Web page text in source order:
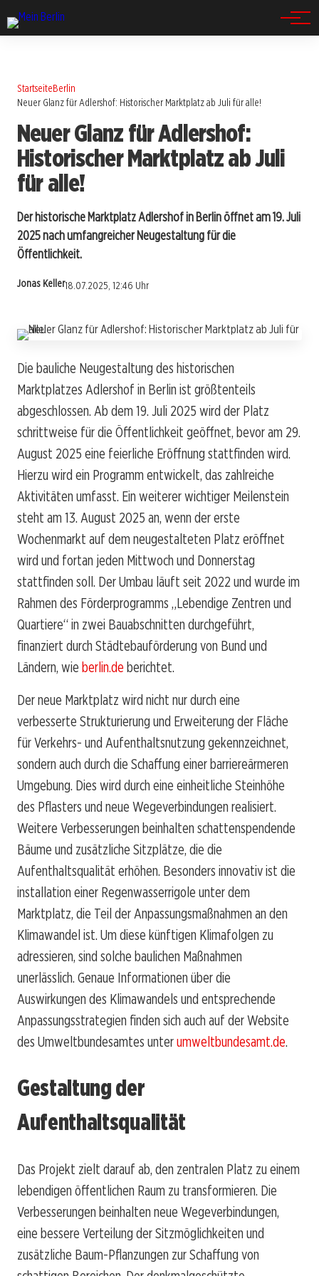
StartseiteBerlin
Neuer Glanz für Adlershof: Historischer Marktplatz ab Juli für alle!
Neuer Glanz für Adlershof:
Historischer Marktplatz ab Juli
für alle!
Der historische Marktplatz Adlershof in Berlin öffnet am 19. Juli
2025 nach umfangreicher Neugestaltung für die
Öffentlichkeit.
Jonas Keller18.07.2025, 12:46 Uhr
Die bauliche Neugestaltung des historischen
Marktplatzes Adlershof in Berlin ist größtenteils
abgeschlossen. Ab dem 19. Juli 2025 wird der Platz
schrittweise für die Öffentlichkeit geöffnet, bevor am 29.
August 2025 eine feierliche Eröffnung stattfinden wird.
Hierzu wird ein Programm entwickelt, das zahlreiche
Aktivitäten umfasst. Ein weiterer wichtiger Meilenstein
steht am 13. August 2025 an, wenn der erste
Wochenmarkt auf dem neugestalteten Platz eröffnet
wird und fortan jeden Mittwoch und Donnerstag
stattfinden soll. Der Umbau läuft seit 2022 und wurde im
Rahmen des Förderprogramms „Lebendige Zentren und
Quartiere“ in zwei Bauabschnitten durchgeführt,
finanziert durch Städtebauförderung von Bund und
Ländern, wie berlin.de berichtet.
Der neue Marktplatz wird nicht nur durch eine
verbesserte Strukturierung und Erweiterung der Fläche
für Verkehrs- und Aufenthaltsnutzung gekennzeichnet,
sondern auch durch die Schaffung einer barriereärmeren
Umgebung. Dies wird durch eine einheitliche Steinhöhe
des Pflasters und neue Wegeverbindungen realisiert.
Weitere Verbesserungen beinhalten schattenspendende
Bäume und zusätzliche Sitzplätze, die die
Aufenthaltsqualität erhöhen. Besonders innovativ ist die
installation einer Regenwasserrigole unter dem
Marktplatz, die Teil der Anpassungsmaßnahmen an den
Klimawandel ist. Um diese künftigen Klimafolgen zu
adressieren, sind solche baulichen Maßnahmen
unerlässlich. Genaue Informationen über die
Auswirkungen des Klimawandels und entsprechende
Anpassungsstrategien finden sich auch auf der Website
des Umweltbundesamtes unterumweltbundesamt.de.
Gestaltung der
Aufenthaltsqualität
Das Projekt zielt darauf ab, den zentralen Platz zu einem
lebendigen öffentlichen Raum zu transformieren. Die
Verbesserungen beinhalten neue Wegeverbindungen,
eine bessere Verteilung der Sitzmöglichkeiten und
zusätzliche Baum-Pflanzungen zur Schaffung von